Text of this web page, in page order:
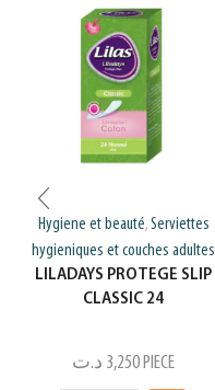
Hygiene et beauté, Serviettes
hygieniques et couches adultes
LILADAYS PROTEGE SLIP
CLASSIC 24
3,250 د.ت PIECE